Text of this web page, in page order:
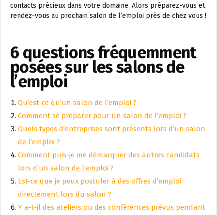
contacts précieux dans votre domaine. Alors préparez-vous et
rendez-vous au prochain salon de l’emploi près de chez vous !
6 questions fréquemment
posées sur les salons de
l’emploi
Qu’est-ce qu’un salon de l’emploi ?
Comment se préparer pour un salon de l’emploi ?
Quels types d’entreprises sont présents lors d’un salon
de l’emploi ?
Comment puis-je me démarquer des autres candidats
lors d’un salon de l’emploi ?
Est-ce que je peux postuler à des offres d’emploi
directement lors du salon ?
Y a-t-il des ateliers ou des conférences prévus pendant